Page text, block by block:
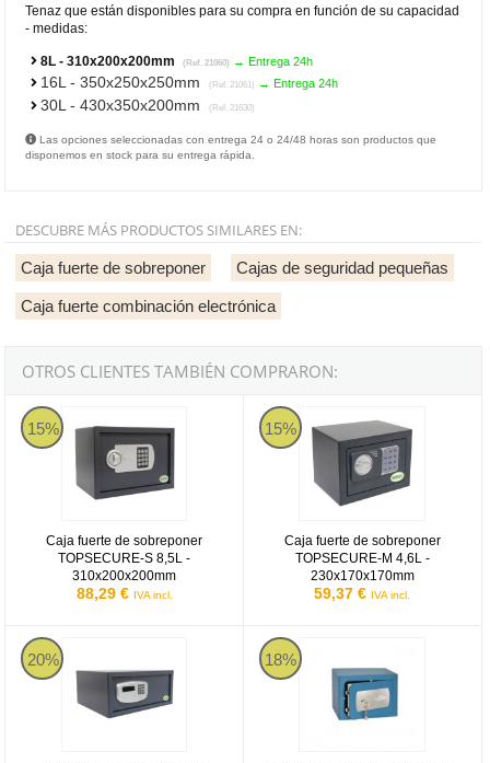
Tenaz que están disponibles para su compra en función de su capacidad
- medidas:
8L - 310x200x200mm (Ref. 21060) → Entrega 24h
16L - 350x250x250mm (Ref. 21061) → Entrega 24h
30L - 430x350x200mm (Ref. 21630)
Las opciones seleccionadas con entrega 24 o 24/48 horas son productos que
disponemos en stock para su entrega rápida.
DESCUBRE MÁS PRODUCTOS SIMILARES EN:
Caja fuerte de sobreponer Cajas de seguridad pequeñas
Caja fuerte combinación electrónica
OTROS CLIENTES TAMBIÉN COMPRARON:
15%
Caja fuerte de sobreponer
TOPSECURE-S 8,5L -
310x200x200mm
88,29 € IVA incl.
Caja fuerte de sobreponer TOPSECURE-S 8,5L - 310x200x200mm
15%
Caja fuerte de sobreponer
TOPSECURE-M 4,6L -
230x170x170mm
59,37 € IVA incl.
Caja fuerte de sobreponer
20%
Caja fuerte de sobreponer TOPSECURE-H 26L - 430x370x195mm
18%
Caja fuerte de sobreponer Olle